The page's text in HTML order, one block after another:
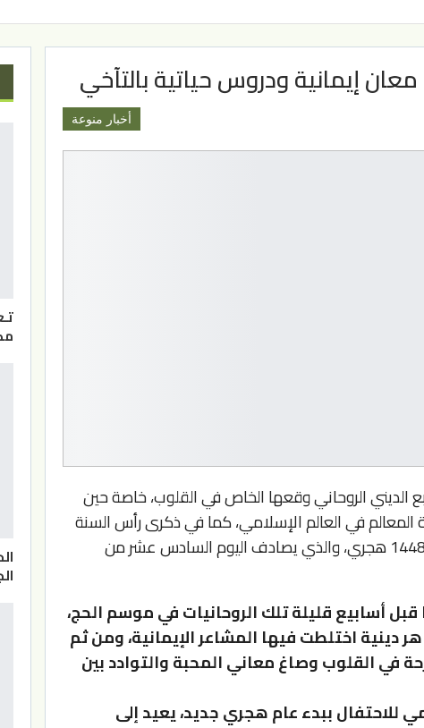
إيمانية ودروس حياتية بالتآخي
أخبار منوعة
الديني الروحاني وقعها الخاص في القلوب، خاصة حين
المعالم في العالم الإسلامي، كما في ذكرى رأس السنة
الهجرية، الأول من محرم للعام 1448 هجري، والذي يصادف اليوم السادس عشر من
أسابيع قليلة تلك الروحانيات في موسم الحج،
دينية اختلطت فيها المشاعر الإيمانية، ومن ثم
في القلوب وصاغ معاني المحبة والتوادد بين
للاحتفال ببدء عام هجري جديد، يعيد إلى